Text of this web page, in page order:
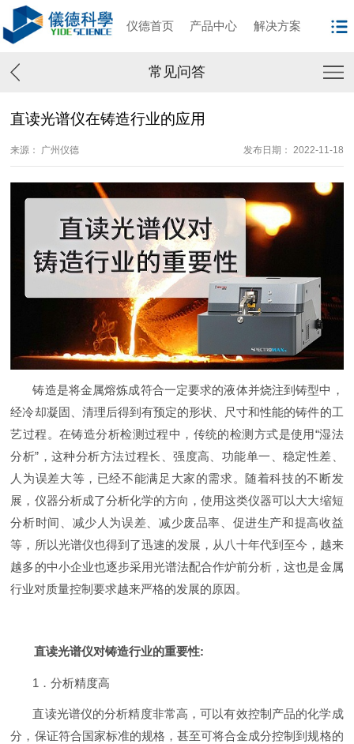
仪德首页 产品中心 解决方案
常见问答
直读光谱仪在铸造行业的应用
来源： 广州仪德 发布日期： 2022-11-18
铸造是将金属熔炼成符合一定要求的液体并烧注到铸型中，
经冷却凝固、清理后得到有预定的形状、尺寸和性能的铸件的工
艺过程。在铸造分析检测过程中，传统的检测方式是使用“湿法
分析”，这种分析方法过程长、强度高、功能单一、稳定性差、
人为误差大等，已经不能满足大家的需求。随着科技的不断发
展，仪器分析成了分析化学的方向，使用这类仪器可以大大缩短
分析时间、减少人为误差、减少废品率、促进生产和提高收益
等，所以光谱仪也得到了迅速的发展，从八十年代到至今，越来
越多的中小企业也逐步采用光谱法配合作炉前分析，这也是金属
行业对质量控制要求越来严格的发展的原因。
直读光谱仪对铸造行业的重要性:
1．分析精度高
直读光谱仪的分析精度非常高，可以有效控制产品的化学成
分，保证符合国家标准的规格，甚至可将合金成分控制到规格的